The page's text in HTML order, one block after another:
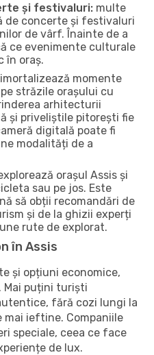
și festivaluri: multe
de concerte și festivaluri
de vârf. Înainte de a
ce evenimente culturale
în oraș.
imortalizează momente
străzile orașului cu
arhitecturii
și priveliștile pitorești fie
digitală poate fi
modalități de a
orașul Assis și
sau pe jos. Este
să obții recomandări de
și de la ghizii experți
rute de explorat.
în Assis
și opțiuni economice,
Mai puțini turiști
fără cozi lungi la
mai ieftine. Companiile
speciale, ceea ce face
de lux.